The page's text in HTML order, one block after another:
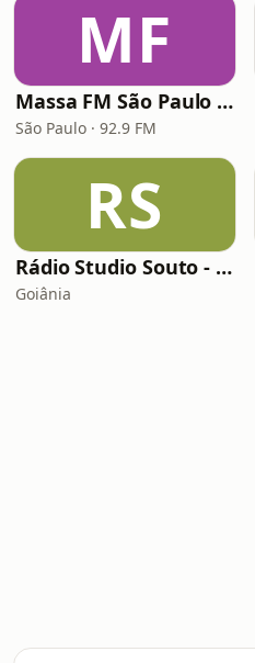
MF
Massa FM São Paulo 92.9
São Paulo · 92.9 FM
RS
Rádio Studio Souto - Sertaneja
Goiânia